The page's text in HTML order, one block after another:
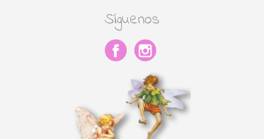
Síguenos